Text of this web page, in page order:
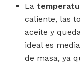
La
caliente, las
aceite y
ideal es
de masa, ya